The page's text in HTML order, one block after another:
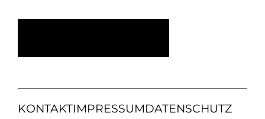
KONTAKTIMPRESSUMDATENSCHUTZ